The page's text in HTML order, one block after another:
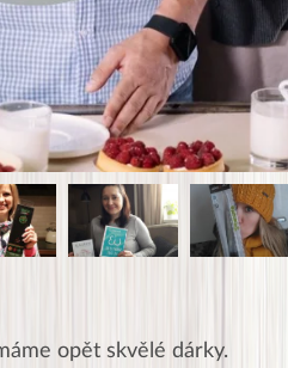
opět skvělé dárky.
Jana